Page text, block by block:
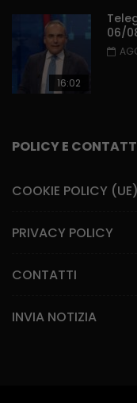
16:02
06/
POLICY E
COOKIE POLICY (UE)
PRIVACY POLICY
CONTATTI
INVIA NOTIZIA